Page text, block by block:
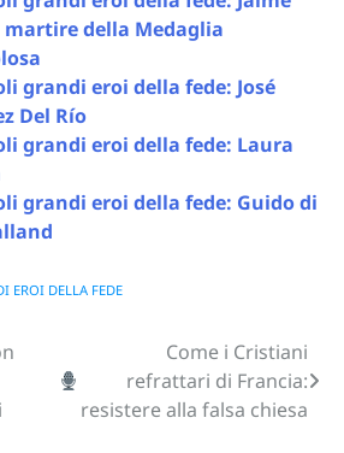
della Medaglia
grandi eroi della fede: José
Del Río
grandi eroi della fede: Laura
grandi eroi della fede: Guido di
EROI DELLA FEDE
Come i Cristiani
refrattari di Francia:
resistere alla falsa chiesa